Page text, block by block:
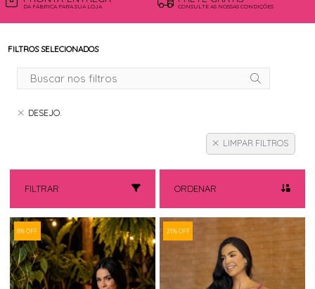
DA FÁBRICA PARA SUA LOJA CONSULTE AS NOSSAS CONDIÇÕES
FILTROS SELECIONADOS
DESEJO.
LIMPAR FILTROS
FILTRAR ORDENAR
8% OFF 21% OFF